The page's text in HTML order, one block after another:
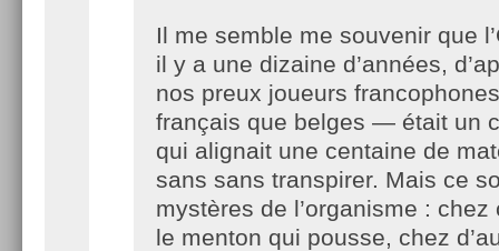
Il me semble me souvenir que
il y a une dizaine d’années,
nos preux joueurs
français que belges — était un
qui alignait une centaine de
sans sans transpirer. Mais ce
mystères de l’organisme : chez
le menton qui pousse, chez